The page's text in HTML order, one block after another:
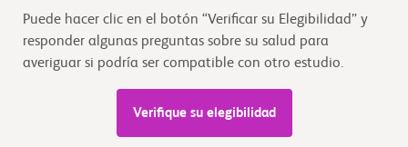
Puede hacer clic en el botón “Verificar su Elegibilidad” y
responder algunas preguntas sobre su salud para
averiguar si podría ser compatible con otro estudio.
Verifique su elegibilidad